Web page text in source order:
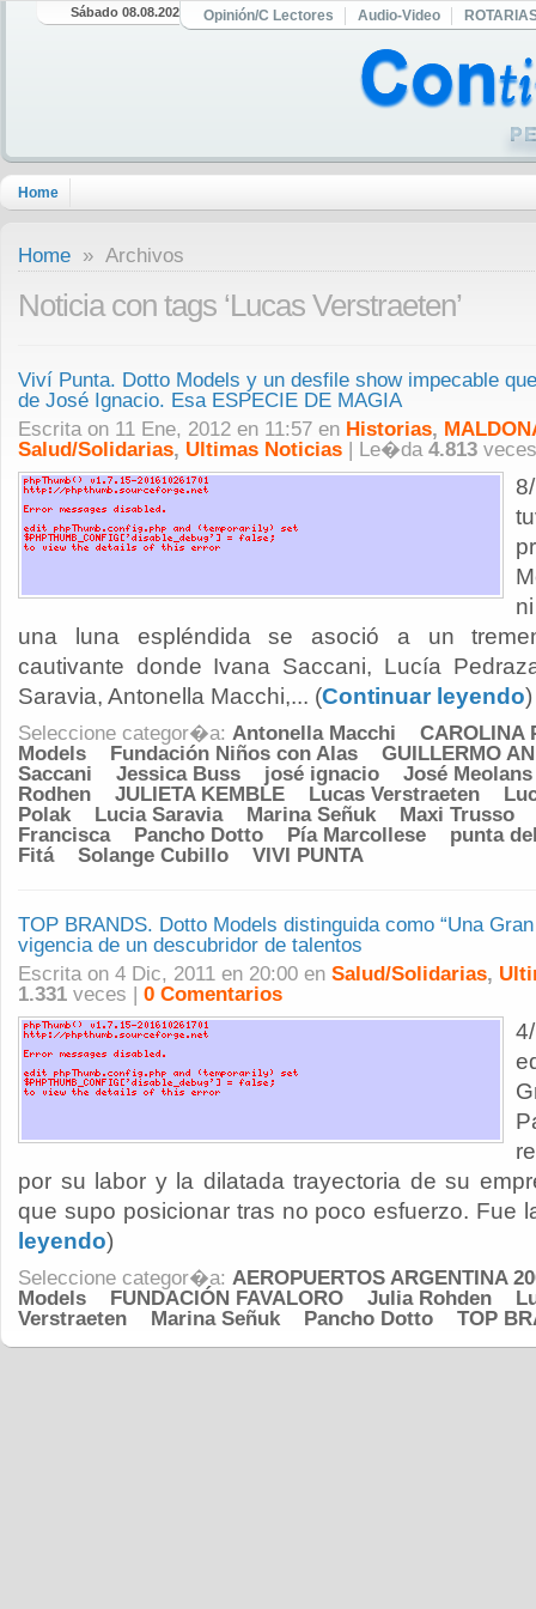
Sábado 08.08.2026 Opinión/C Lectores Audio-Video
Home
Home » Archivos
Noticia con tags ‘Lucas Verstraeten’
Viví Punta. Dotto Models y un desfile show impecable
de José Ignacio. Esa ESPECIE DE MAGIA
Escrita on 11 Ene, 2012 en 11:57 en Historias,
Salud/Solidarias, Ultimas Noticias | Le�da 4.813
una luna espléndida se asoció a un
cautivante donde Ivana Saccani, Lucía
Saravia, Antonella Macchi,... (Continuar leyendo)
Seleccione categor�a: Antonella Macchi
CAROLINA
Models
Fundación Niños con Alas
GUILLERMO
Saccani
Jessica Buss josé ignacio
José Meolans
Rodhen
JULIETA KEMBLE Lucas Verstraeten
Polak
Lucia Saravia Marina Señuk
Maxi Trusso
Francisca
Pancho Dotto Pía Marcollese
punta
Fitá
Solange Cubillo VIVI PUNTA
TOP BRANDS. Dotto Models distinguida como “Una
vigencia de un descubridor de talentos
Escrita on 4 Dic, 2011 en 20:00 en Salud/Solidarias,
1.331 veces | 0 Comentarios
por su labor y la dilatada trayectoria de su
que supo posicionar tras no poco esfuerzo. Fue
leyendo)
Seleccione categor�a: AEROPUERTOS ARGENTINA
Models
FUNDACIÓN FAVALORO Julia Rohden
Verstraeten
Marina Señuk Pancho Dotto TOP